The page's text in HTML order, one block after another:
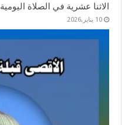
الاثنا عشرية في الصلاة اليومية
10 يناير,2026